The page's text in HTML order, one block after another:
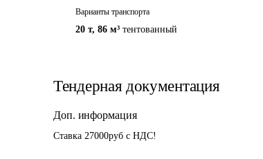
Варианты транспорта
20 т, 86 м³ тентованный
Тендерная документация
Доп. информация
Ставка 27000руб с НДС!